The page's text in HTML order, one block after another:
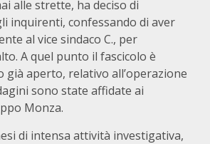
alle strette, ha deciso di
inquirenti, confessando di aver
al vice sindaco C., per
A quel punto il fascicolo è
già aperto, relativo all’operazione
sono state affidate ai
Monza.
di intensa attività investigativa,